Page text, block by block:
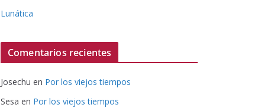
Lunática
Comentarios recientes
Josechu en Por los viejos tiempos
Sesa en Por los viejos tiempos